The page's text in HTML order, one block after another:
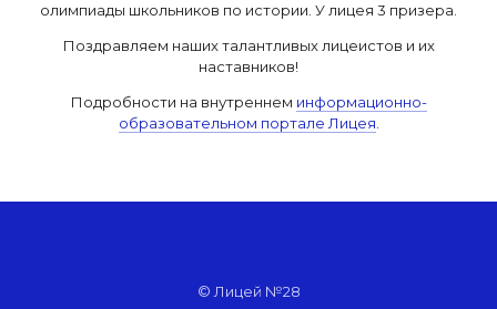
олимпиады школьников по истории. У лицея 3 призера.
Поздравляем наших талантливых лицеистов и их
наставников!
Подробности на внутреннем информационно-
образовательном портале Лицея.
© Лицей №28